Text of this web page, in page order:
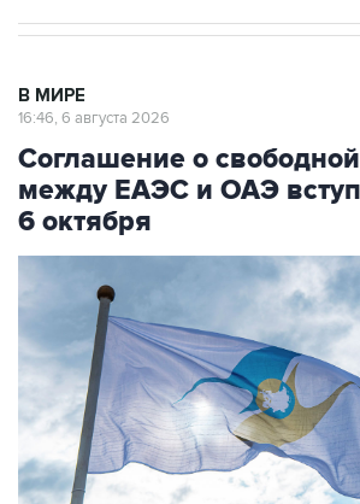
В МИРЕ
16:46, 6 августа 2026
Соглашение о
между ЕАЭС и ОАЭ
6 октября